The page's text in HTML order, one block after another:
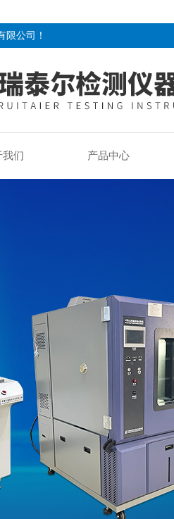
限公司！
我们 产品中心